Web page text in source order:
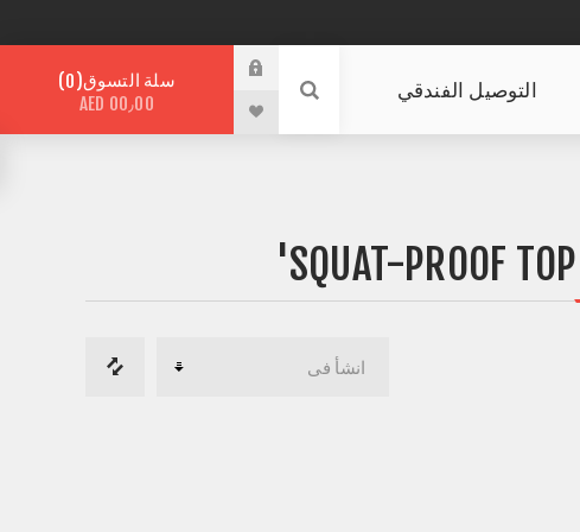
التوصيل الفندقي سلة التسوق 0
AED 00٫00